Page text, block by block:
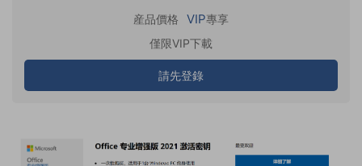
産品價格 VIP專享
僅限VIP下載
請先登錄